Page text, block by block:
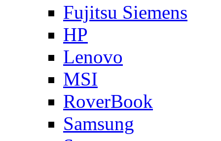
Fujitsu Siemens
HP
Lenovo
MSI
RoverBook
Samsung